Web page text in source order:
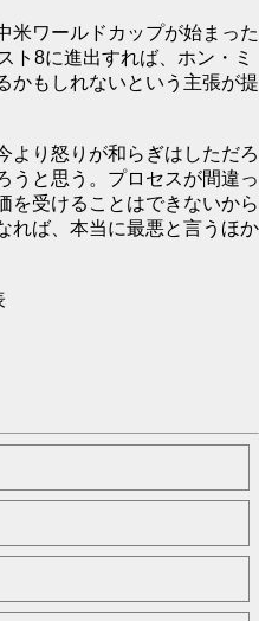
米ワールドカップが始まった
ト8に進出すれば、ホン・ミ
かもしれないという主張が提
より怒りが和らぎはしただろ
うと思う。プロセスが間違っ
を受けることはできないから
れば、本当に最悪と言うほか